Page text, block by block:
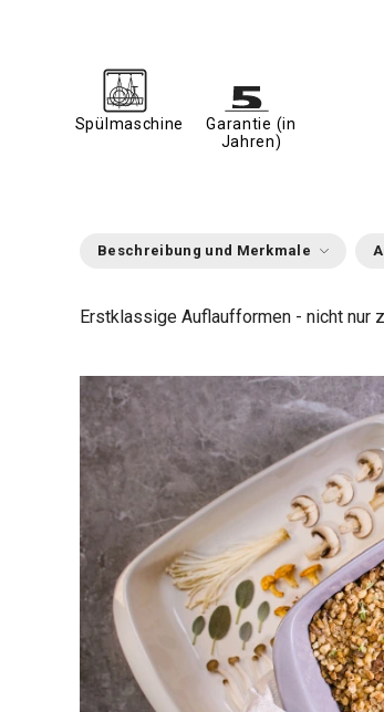
Spülmaschine
Garantie (in
Jahren)
Beschreibung und Merkmale
Erstklassige Auflaufformen - nicht nur